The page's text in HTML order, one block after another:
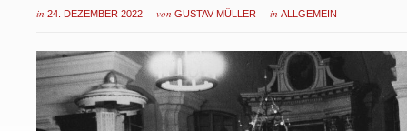
in 24. DEZEMBER 2022 von GUSTAV MÜLLER in ALLGEMEIN